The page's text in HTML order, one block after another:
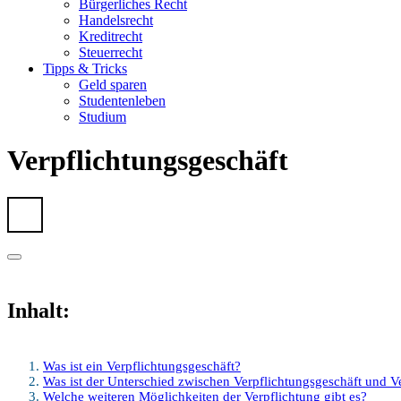
Bürgerliches Recht
Handelsrecht
Kreditrecht
Steuerrecht
Tipps & Tricks
Geld sparen
Studentenleben
Studium
Verpflichtungsgeschäft
Inhalt:
Was ist ein Verpflichtungsgeschäft?
Was ist der Unterschied zwischen Verpflichtungsgeschäft und
Welche weiteren Möglichkeiten der Verpflichtung gibt es?